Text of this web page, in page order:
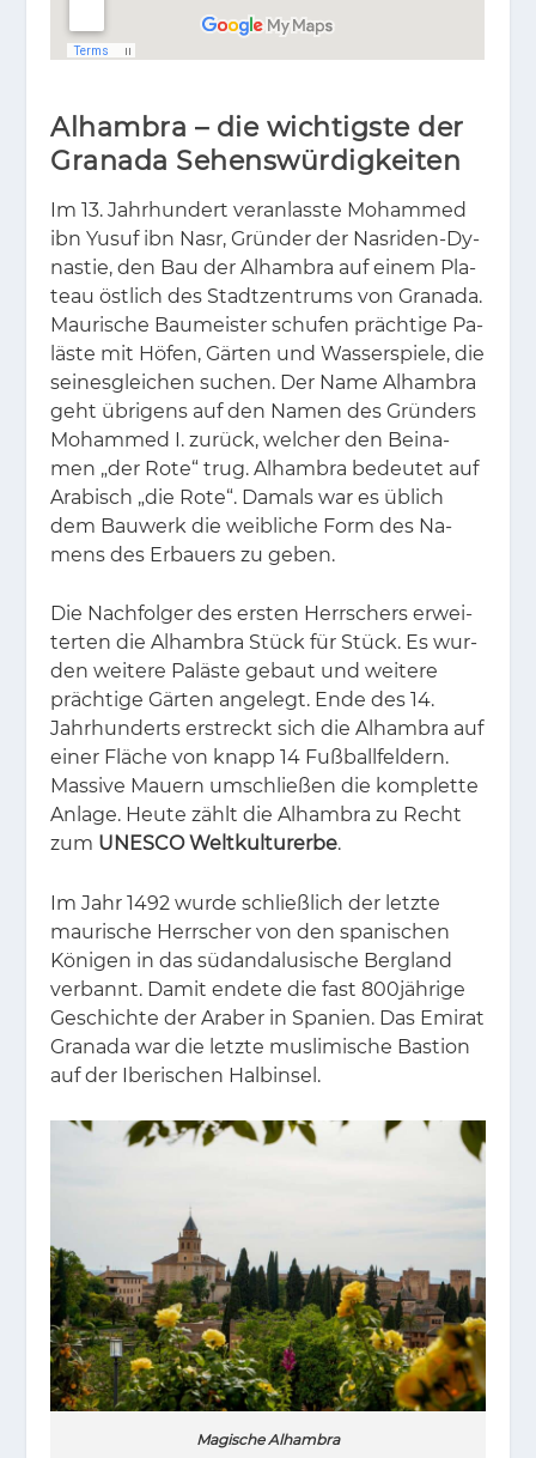
Alhambra – die wichtigste der
Granada Sehenswürdigkeiten
Im 13. Jahr­hun­dert ver­an­lass­te Mo­ham­med
ibn Yus­uf ibn Nasr, Grün­der der Nas­ri­den-Dy­
nas­tie, den Bau der Al­ham­bra auf ei­nem Pla­
teau öst­lich des Stadt­zen­trums von Gra­na­da.
Mau­ri­sche Bau­meis­ter schu­fen präch­ti­ge Pa­
läs­te mit Hö­fen, Gär­ten und Was­ser­spie­le, die
sei­nes­glei­chen su­chen. Der Name Al­ham­bra
geht üb­ri­gens auf den Na­men des Grün­ders
Mo­ham­med I. zu­rück, wel­cher den Bei­na­
men „der Rote“ trug. Al­ham­bra be­deu­tet auf
Ara­bisch „die Rote“. Da­mals war es üb­lich
dem Bau­werk die weib­li­che Form des Na­
mens des Er­bau­ers zu ge­ben.
Die Nach­fol­ger des ers­ten Herr­schers er­wei­
ter­ten die Al­ham­bra Stück für Stück. Es wur­
den wei­te­re Pa­läs­te ge­baut und wei­te­re
präch­ti­ge Gär­ten an­ge­legt. Ende des 14.
Jahr­hun­derts er­streckt sich die Al­ham­bra auf
ei­ner Flä­che von knapp 14 Fuß­ball­fel­dern.
Mas­si­ve Mau­ern um­schlie­ßen die kom­plet­te
An­la­ge. Heu­te zählt die Al­ham­bra zu Recht
zum UNESCO Weltkulturerbe.
Im Jahr 1492 wur­de schließ­lich der letz­te
mau­ri­sche Herr­scher von den spa­ni­schen
Kö­ni­gen in das süd­an­da­lu­si­sche Berg­land
ver­bannt. Da­mit en­de­te die fast 800jäh­ri­ge
Ge­schich­te der Ara­ber in Spa­ni­en. Das Emi­rat
Gra­na­da war die letz­te mus­li­mi­sche Bas­ti­on
auf der Ibe­ri­schen Halb­in­sel.
Magische Alhambra